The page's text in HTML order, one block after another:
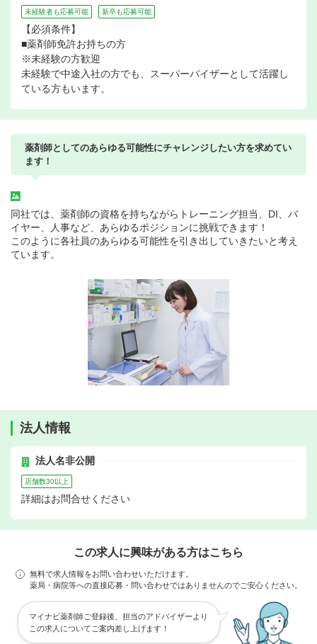
未経験者も応募可能 新卒も応募可能
【必須条件】
■薬剤師免許お持ちの方
※未経験の方歓迎
未経験で中途入社の方でも、スーパーバイザーとして活躍し
ている方もいます。
薬剤師としてのあらゆる可能性にチャレンジしたい方を求めてい
ます！
同社では、薬剤師の資格を持ちながらトレーニング担当、DI、バ
イヤー、人事など、あらゆるポジションに挑戦できます！
このように各社員のあらゆる可能性を引き出していきたいと考え
ています。
法人情報
法人名非公開
店舗数30以上
詳細はお問合せください
この求人に興味がある方はこちら
無料で求人情報をお問い合わせいただけます。
薬局・病院等への直接応募・問い合わせではありませんのでご安心ください。
マイナビ薬剤師ご登録後、担当のアドバイザーより
この求人についてご案内差し上げます！